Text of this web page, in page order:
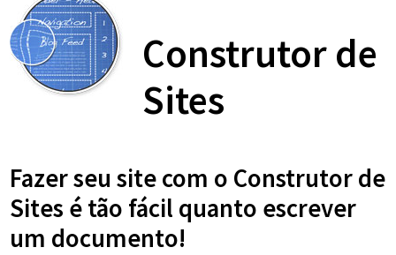
Construtor de
Sites
Fazer seu site com o Construtor de
Sites é tão fácil quanto escrever
um documento!